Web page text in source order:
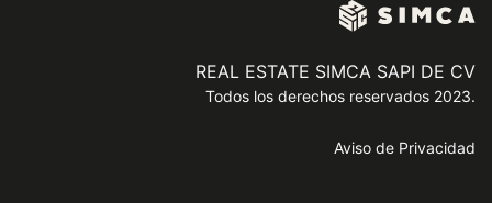
REAL ESTATE SIMCA SAPI DE CV
Todos los derechos reservados 2023.
Aviso de Privacidad